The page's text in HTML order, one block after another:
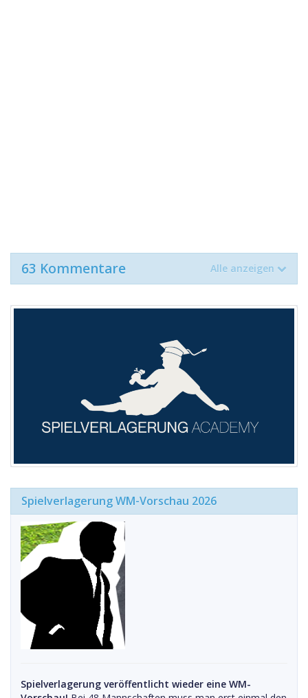
63 Kommentare Alle anzeigen
Spielverlagerung WM-Vorschau 2026
Spielverlagerung veröffentlicht wieder eine WM-